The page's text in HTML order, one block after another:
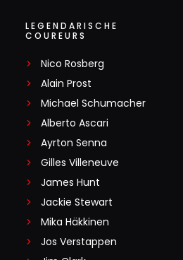
LEGENDARISCHE
COUREURS
Nico Rosberg
Alain Prost
Michael Schumacher
Alberto Ascari
Ayrton Senna
Gilles Villeneuve
James Hunt
Jackie Stewart
Mika Häkkinen
Jos Verstappen